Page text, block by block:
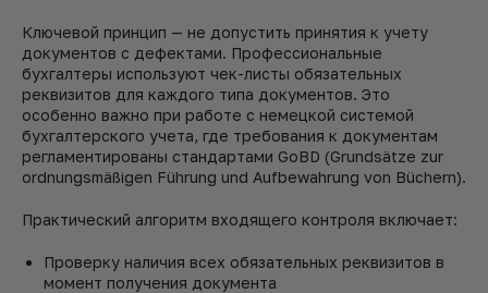
Ключевой принцип — не допустить принятия к учету
документов с дефектами. Профессиональные
бухгалтеры используют чек-листы обязательных
реквизитов для каждого типа документов. Это
особенно важно при работе с немецкой системой
бухгалтерского учета, где требования к документам
регламентированы стандартами GoBD (Grundsätze zur
ordnungsmäßigen Führung und Aufbewahrung von Büchern).
Практический алгоритм входящего контроля включает:
Проверку наличия всех обязательных реквизитов в
момент получения документа